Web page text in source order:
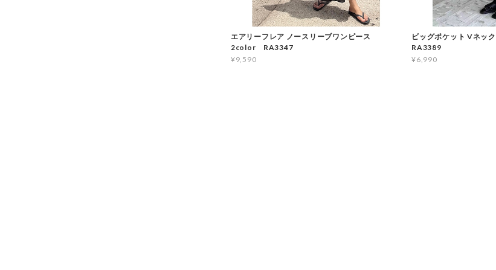
エアリーフレア ノースリーブワンピース
2color RA3347
¥9,590
ビッグポケット Vネッ
RA3389
¥6,990